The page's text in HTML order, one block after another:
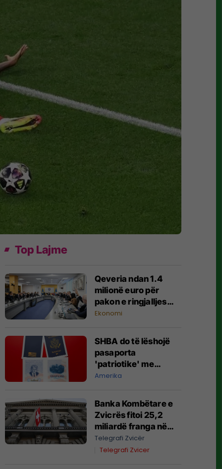
Top Lajme
Qeveria ndan 1.4
milionë euro për
pakon e ringjalljes
ekonomike
Ekonomi
SHBA do të lëshojë
pasaporta
'patriotike' me
portretin e Trumpit
Amerika
Banka Kombëtare e
Zvicrës fitoi 25,2
miliardë franga në
gjashtëmujorin e
parë të vitit 2026
Telegrafi Zvicër
Telegrafi Zvicer